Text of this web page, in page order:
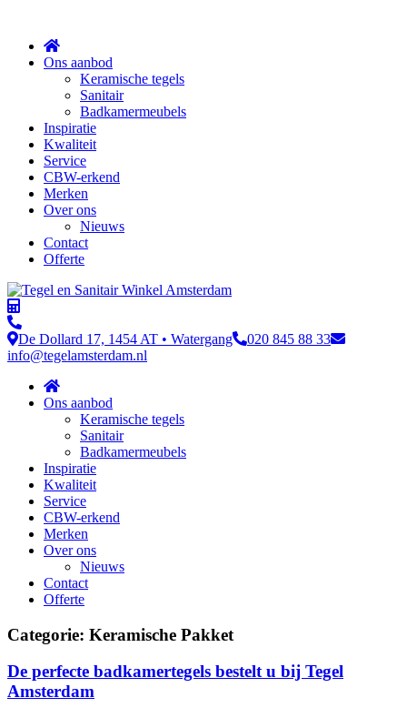
Ons aanbod
Keramische tegels
Sanitair
Badkamermeubels
Inspiratie
Kwaliteit
Service
CBW-erkend
Merken
Over ons
Nieuws
Contact
Offerte
De Dollard 17, 1454 AT • Watergang
020 845 88 33
info@tegelamsterdam.nl
Ons aanbod
Keramische tegels
Sanitair
Badkamermeubels
Inspiratie
Kwaliteit
Service
CBW-erkend
Merken
Over ons
Nieuws
Contact
Offerte
Categorie: Keramische Pakket
De perfecte badkamertegels bestelt u bij Tegel
Amsterdam